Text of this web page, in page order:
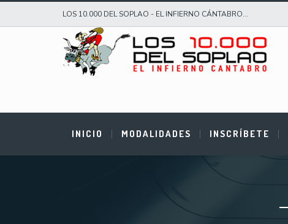
LOS 10.000 DEL SOPLAO - EL INFIERNO CÁNTABRO...
INICIO MODALIDADES INSCRÍBETE